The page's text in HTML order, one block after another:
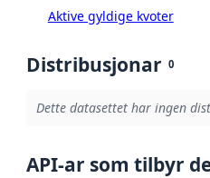
Aktive gyldige kvoter
Distribusjonar 0
Dette datasettet har ingen
API-ar som tilbyr